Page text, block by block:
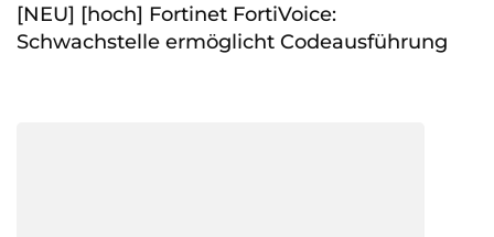
[NEU] [hoch] Fortinet FortiVoice:
Schwachstelle ermöglicht Codeausführung